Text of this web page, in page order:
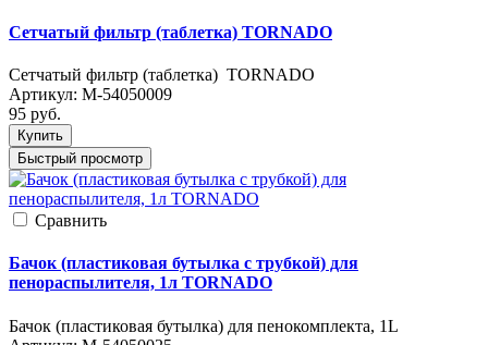
Сетчатый фильтр (таблетка) TORNADO
Сетчатый фильтр (таблетка) TORNADO
Артикул: М-54050009
95 руб.
Купить
Быстрый просмотр
Cравнить
Бачок (пластиковая бутылка с трубкой) для
пенораспылителя, 1л TORNADO
Бачок (пластиковая бутылка) для пенокомплекта, 1L